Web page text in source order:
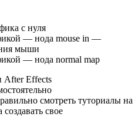
с нуля
— нода mouse in —
мыши
— нода normal map
After Effects
смотреть туториалы на
свое